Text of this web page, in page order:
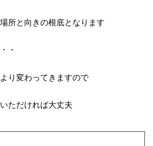
所と向きの根底となります
・
り変わってきますので
ただければ大丈夫